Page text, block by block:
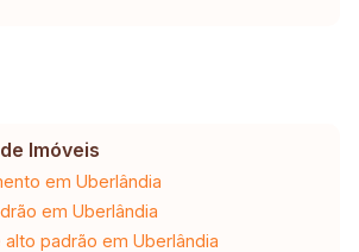
Imóveis
em Uberlândia
em Uberlândia
alto padrão em Uberlândia